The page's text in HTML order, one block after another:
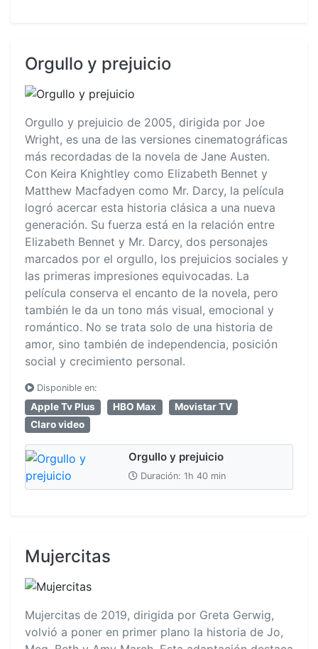
Orgullo y prejuicio
Orgullo y prejuicio de 2005, dirigida por Joe
Wright, es una de las versiones cinematográficas
más recordadas de la novela de Jane Austen.
Con Keira Knightley como Elizabeth Bennet y
Matthew Macfadyen como Mr. Darcy, la película
logró acercar esta historia clásica a una nueva
generación. Su fuerza está en la relación entre
Elizabeth Bennet y Mr. Darcy, dos personajes
marcados por el orgullo, los prejuicios sociales y
las primeras impresiones equivocadas. La
película conserva el encanto de la novela, pero
también le da un tono más visual, emocional y
romántico. No se trata solo de una historia de
amor, sino también de independencia, posición
social y crecimiento personal.
Disponible en:
Apple Tv Plus HBO Max
Movistar TV
Claro video
Orgullo y prejuicio
Duración: 1h 40 min
Mujercitas
Mujercitas de 2019, dirigida por Greta Gerwig,
volvió a poner en primer plano la historia de Jo,